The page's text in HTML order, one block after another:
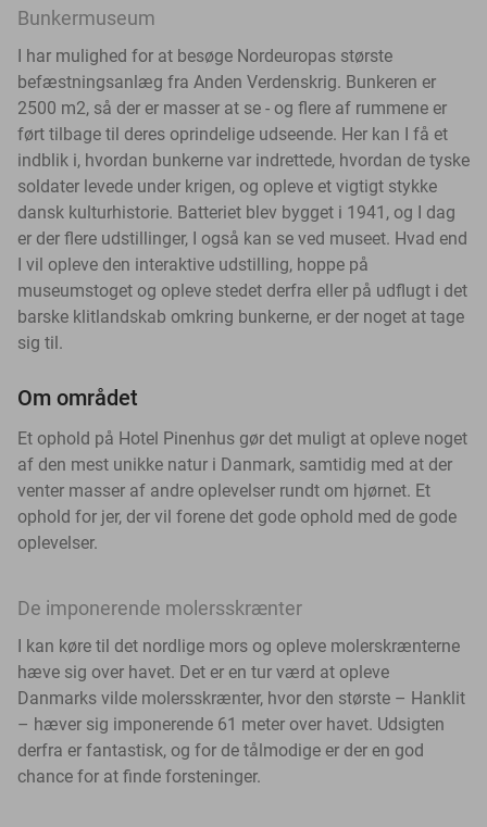
Bunkermuseum
I har mulighed for at besøge Nordeuropas største
befæstningsanlæg fra Anden Verdenskrig. Bunkeren er
2500 m2, så der er masser at se - og flere af rummene er
ført tilbage til deres oprindelige udseende. Her kan I få et
indblik i, hvordan bunkerne var indrettede, hvordan de tyske
soldater levede under krigen, og opleve et vigtigt stykke
dansk kulturhistorie. Batteriet blev bygget i 1941, og I dag
er der flere udstillinger, I også kan se ved museet. Hvad end
I vil opleve den interaktive udstilling, hoppe på
museumstoget og opleve stedet derfra eller på udflugt i det
barske klitlandskab omkring bunkerne, er der noget at tage
sig til.
Om området
Et ophold på Hotel Pinenhus gør det muligt at opleve noget
af den mest unikke natur i Danmark, samtidig med at der
venter masser af andre oplevelser rundt om hjørnet. Et
ophold for jer, der vil forene det gode ophold med de gode
oplevelser.
De imponerende molersskrænter
I kan køre til det nordlige mors og opleve molerskrænterne
hæve sig over havet. Det er en tur værd at opleve
Danmarks vilde molersskrænter, hvor den største – Hanklit
– hæver sig imponerende 61 meter over havet. Udsigten
derfra er fantastisk, og for de tålmodige er der en god
chance for at finde forsteninger.